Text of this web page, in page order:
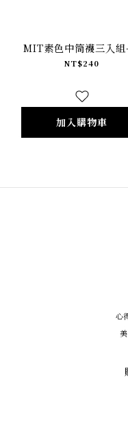
MIT素色中筒襪三入
NT$240
加入購物車
心